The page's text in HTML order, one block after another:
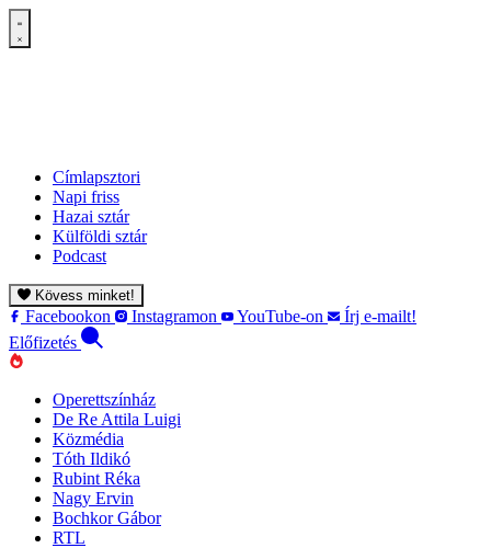
Címlapsztori
Napi friss
Hazai sztár
Külföldi sztár
Podcast
Kövess minket!
Facebookon Instagramon YouTube-on
Írj e-mailt!
Előfizetés
Operettszínház
De Re Attila Luigi
Közmédia
Tóth Ildikó
Rubint Réka
Nagy Ervin
Bochkor Gábor
RTL